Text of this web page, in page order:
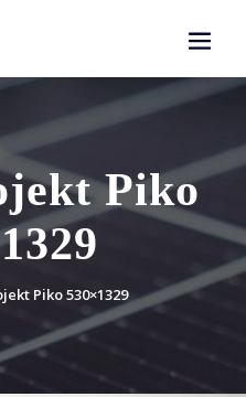
Piko
Piko 530×1329